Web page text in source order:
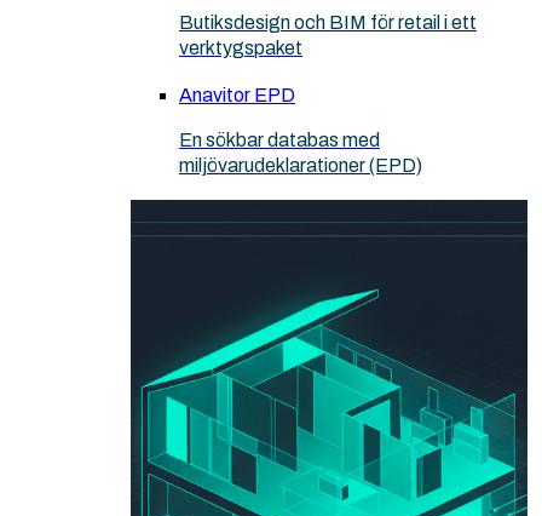
Butiksdesign och BIM för retail i ett
verktygspaket
Anavitor EPD
En sökbar databas med
miljövarudeklarationer (EPD)